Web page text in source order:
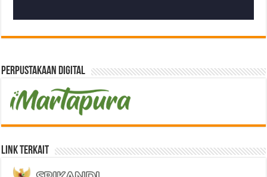
Perpustakaan Digital
Link Terkait